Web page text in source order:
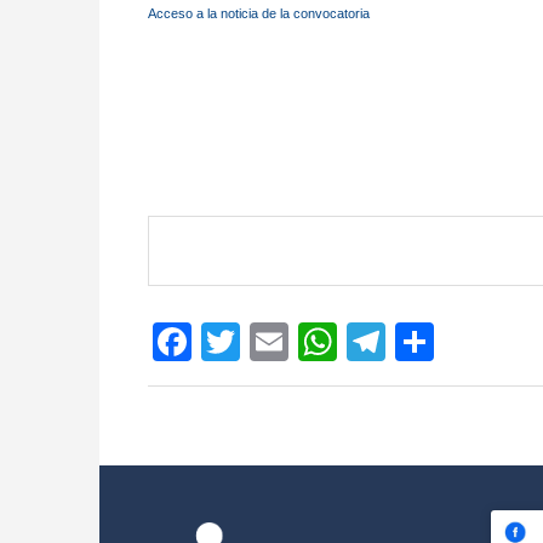
Acceso a la noticia de la convocatoria
Facebook
TwitterEmailWhatsApp
Telegram